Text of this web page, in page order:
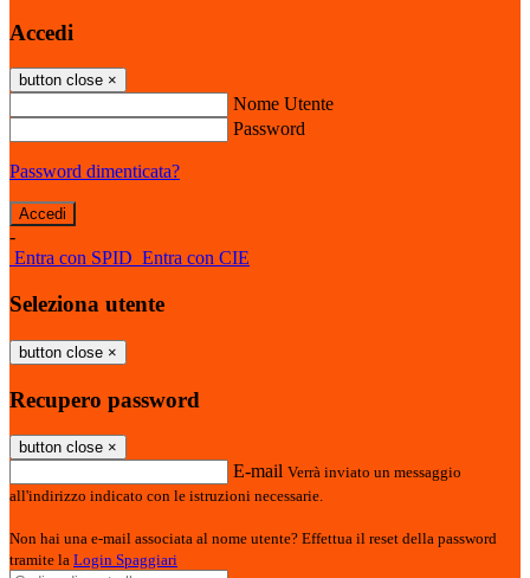
Accedi
button close ×
Nome Utente
Password
Password dimenticata?
-
Entra con SPID Entra con CIE
Seleziona utente
button close ×
Recupero password
button close ×
E-mail Verrà inviato un messaggio
all'indirizzo indicato con le istruzioni necessarie.
Non hai una e-mail associata al nome utente? Effettua il reset della password
tramite la Login Spaggiari